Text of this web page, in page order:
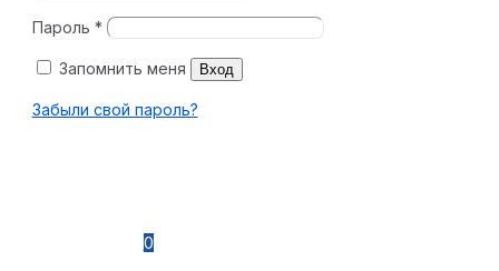
Пароль *
Запомнить меня Вход
Забыли свой пароль?
0